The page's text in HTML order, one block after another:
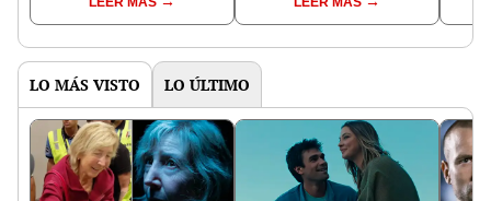
LO MÁS VISTO LO ÚLTIMO